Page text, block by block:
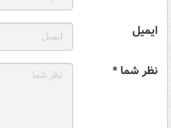
ایمیل
نظر شما *